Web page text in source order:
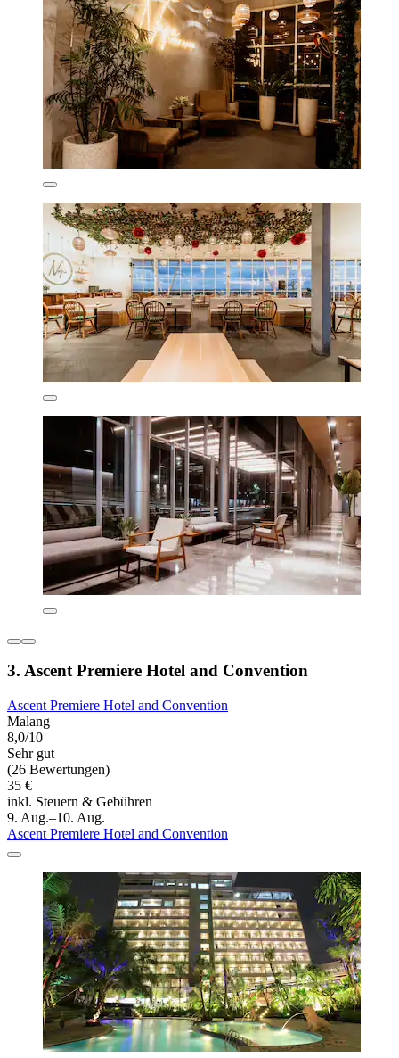
3. Ascent Premiere Hotel and Convention
Ascent Premiere Hotel and Convention
Malang
8,0/10
Sehr gut
(26 Bewertungen)
35 €
inkl. Steuern & Gebühren
9. Aug.–10. Aug.
Ascent Premiere Hotel and Convention